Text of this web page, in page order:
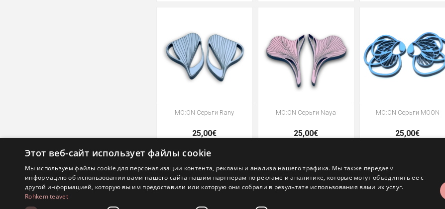
MO:ON Серьги Rany
25,00€
MO:ON Серьги Naya
25,00€
MO:ON Серьги MOON
25,00€
Этот веб-сайт использует файлы cookie
Мы используем файлы cookie для персонализации контента, рекламы и анализа нашего трафика. Мы также передаем
информацию об использовании вами нашего сайта нашим партнерам по рекламе и аналитике, которые могут объединять ее с
другой информацией, которую вы им предоставили или которую они собрали в результате использования вами их услуг.
Rohkem teavet